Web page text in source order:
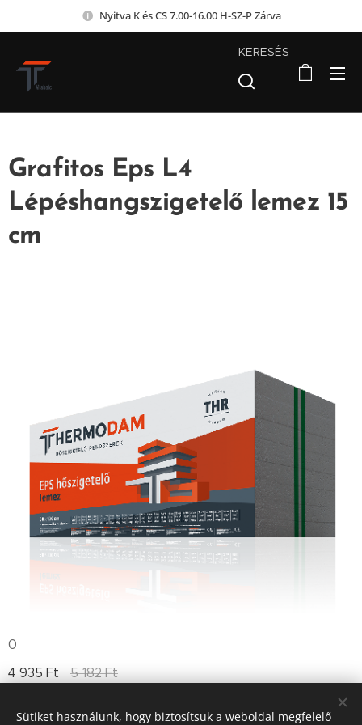
Nyitva K és CS 7.00-16.00 H-SZ-P Zárva
KERESÉS
Grafitos Eps L4
Lépéshangszigetelő lemez 15
cm
0
4 935 Ft 5 182Ft
Sütiket használunk, hogy biztosítsuk a weboldal megfelelő